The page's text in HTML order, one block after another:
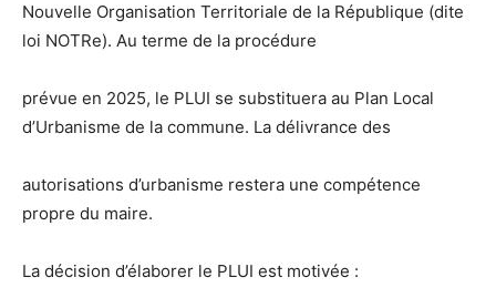
Nouvelle Organisation Territoriale de la République (dite
loi NOTRe). Au terme de la procédure
prévue en 2025, le PLUI se substituera au Plan Local
d’Urbanisme de la commune. La délivrance des
autorisations d’urbanisme restera une compétence
propre du maire.
La décision d’élaborer le PLUI est motivée :